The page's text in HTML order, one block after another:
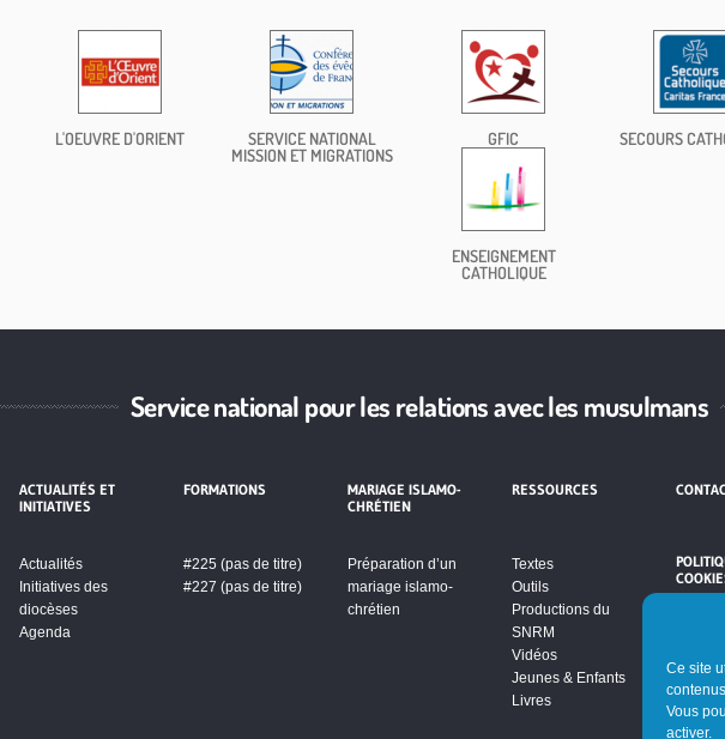
Ce site
Vous
activer.
L'OEUVRE D'ORIENT
SERVICE NATIONAL
MISSION ET MIGRATIONS
GFIC SECOURS
ENSEIGNEMENT
CATHOLIQUE
Service national pour les relations avec les musulmans
ACTUALITÉS ET
INITIATIVES
Actualités
Initiatives des
diocèses
Agenda
FORMATIONS
#225 (pas de titre)
#227 (pas de titre)
MARIAGE ISLAMO-
CHRÉTIEN
Préparation d’un
mariage islamo-
chrétien
RESSOURCES
Textes
Outils
Productions du
SNRM
Vidéos
Jeunes & Enfants
Livres